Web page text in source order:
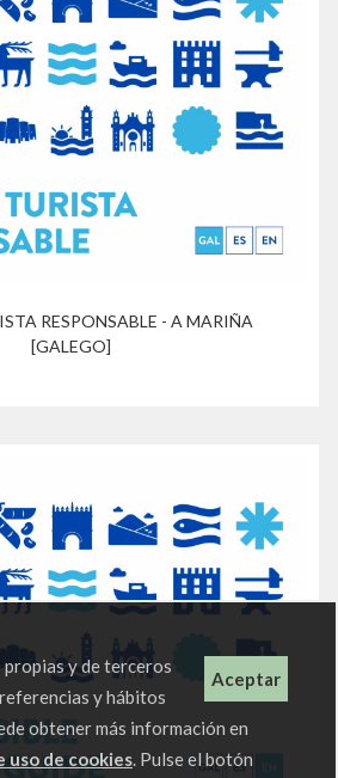
RESPONSABLE - A MARIÑA
[GALEGO]
Aceptar
y de terceros
y hábitos
obtener más información en
uso de cookies. Pulse el botón